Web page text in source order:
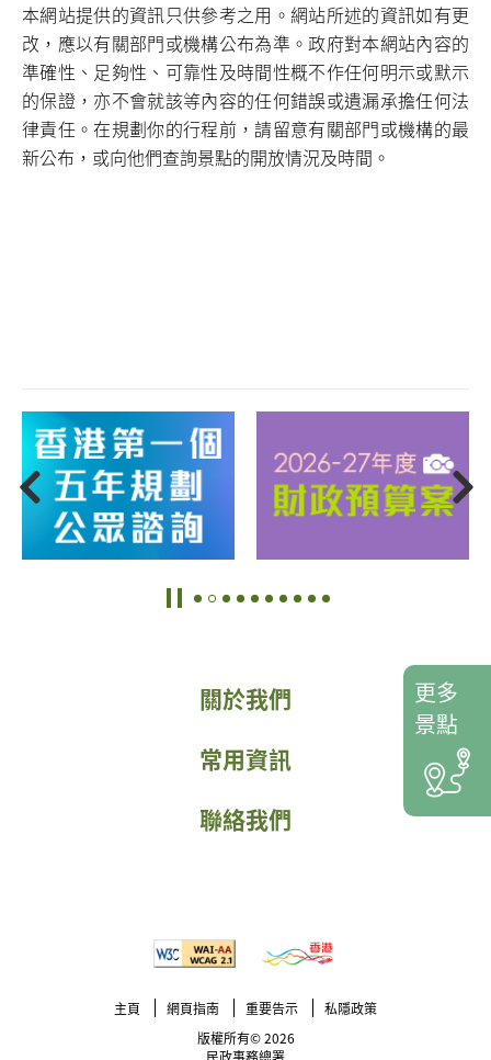
本網站提供的資訊只供參考之用。網站所述的資訊如有更
改，應以有關部門或機構公布為準。政府對本網站內容的
準確性、足夠性、可靠性及時間性概不作任何明示或默示
的保證，亦不會就該等內容的任何錯誤或遺漏承擔任何法
律責任。在規劃你的行程前，請留意有關部門或機構的最
新公布，或向他們查詢景點的開放情況及時間。
關於我們
常用資訊
聯絡我們
更多
景點
主頁 網頁指南 重要告示
私隱政策
版權所有© 2026
民政事務總署